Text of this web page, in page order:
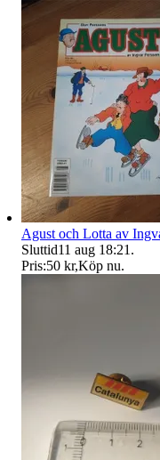
Agust och Lotta av
Sluttid11 aug 18:21 .
Pris:50 kr,Köp nu.